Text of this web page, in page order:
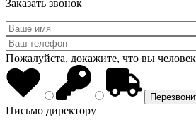
Заказать звонок
Пожалуйста, докажите, что вы
Письмо директору